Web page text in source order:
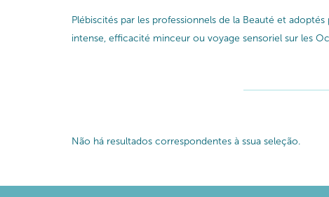
Plébiscités par les professionnels de la Beauté et
intense, efficacité minceur ou voyage sensoriel sur les
Não há resultados correspondentes à ssua seleção.